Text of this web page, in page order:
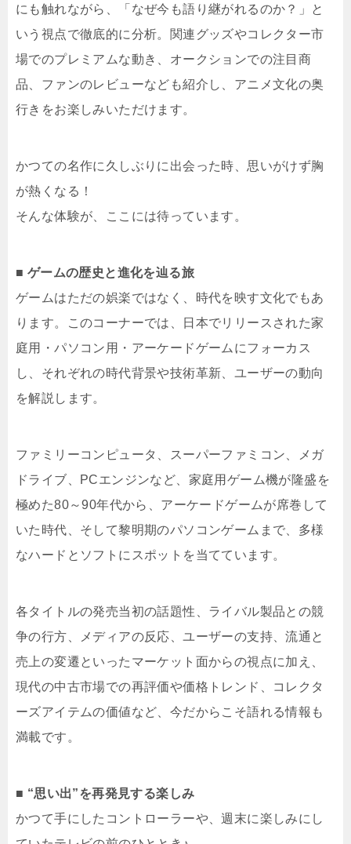
にも触れながら、「なぜ今も語り継がれるのか？」と
いう視点で徹底的に分析。関連グッズやコレクター市
場でのプレミアムな動き、オークションでの注目商
品、ファンのレビューなども紹介し、アニメ文化の奥
行きをお楽しみいただけます。
かつての名作に久しぶりに出会った時、思いがけず胸
が熱くなる！
そんな体験が、ここには待っています。
■ ゲームの歴史と進化を辿る旅
ゲームはただの娯楽ではなく、時代を映す文化でもあ
ります。このコーナーでは、日本でリリースされた家
庭用・パソコン用・アーケードゲームにフォーカス
し、それぞれの時代背景や技術革新、ユーザーの動向
を解説します。
ファミリーコンピュータ、スーパーファミコン、メガ
ドライブ、PCエンジンなど、家庭用ゲーム機が隆盛を
極めた80～90年代から、アーケードゲームが席巻して
いた時代、そして黎明期のパソコンゲームまで、多様
なハードとソフトにスポットを当てています。
各タイトルの発売当初の話題性、ライバル製品との競
争の行方、メディアの反応、ユーザーの支持、流通と
売上の変遷といったマーケット面からの視点に加え、
現代の中古市場での再評価や価格トレンド、コレクタ
ーズアイテムの価値など、今だからこそ語れる情報も
満載です。
■ “思い出”を再発見する楽しみ
かつて手にしたコントローラーや、週末に楽しみにし